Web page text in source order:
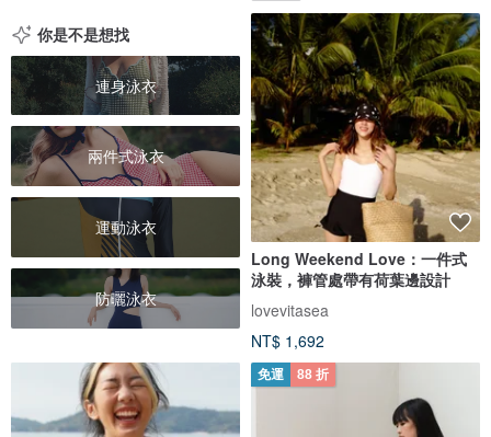
你是不是想找
連身泳衣
兩件式泳衣
運動泳衣
防曬泳衣
Long Weekend Love：一件式
泳裝，褲管處帶有荷葉邊設計
lovevitasea
NT$ 1,692
免運 88 折